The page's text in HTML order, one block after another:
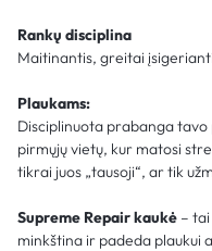
Rankų disciplina
Maitinantis, greitai
Plaukams:
Disciplinuota prabanga
pirmųjų vietų, kur matosi
tikrai juos „tausoji“, ar tik
Supreme Repair kaukė –
minkština ir padeda plaukui